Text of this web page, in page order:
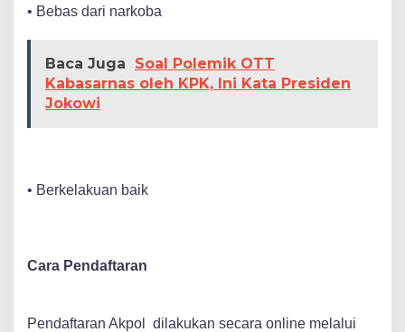
• Bebas dari narkoba
Baca Juga
Soal Polemik OTT
Kabasarnas oleh KPK, Ini Kata Presiden
Jokowi
• Berkelakuan baik
Cara Pendaftaran
Pendaftaran Akpol dilakukan secara online melalui